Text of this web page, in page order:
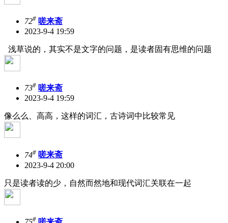
72# 嗟来斋
2023-9-4 19:59
浅草说的，其实不是文字的问题，是读者固有思维的问题
73# 嗟来斋
2023-9-4 19:59
像么么、高高，这样的词汇，古诗词中比较常见
74# 嗟来斋
2023-9-4 20:00
只是读者读的少，自然而然地和现代词汇关联在一起
#